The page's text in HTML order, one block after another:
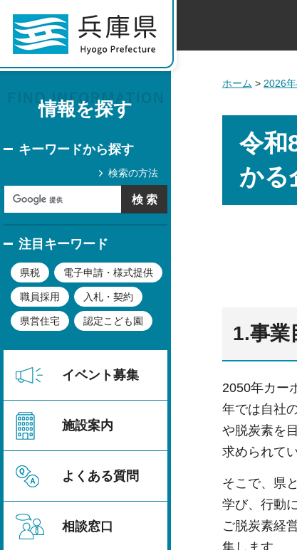
情報を探す
キーワードから探す
検索の方法
注目キーワード
県税 電子申請・様式提供
職員採用 入札・契約
県営住宅 認定こども園
イベント募集
施設案内
よくある質問
相談窓口
ホーム > 2026
令和
かる
1.事業
2050年カー
年では自社
や脱炭素を
求められて
そこで、県
学び、行動
ご脱炭素経